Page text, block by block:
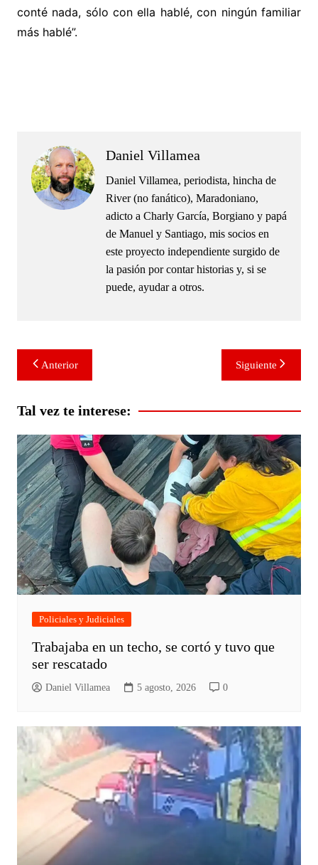
conté nada, sólo con ella hablé, con ningún familiar
más hablé”.
Daniel Villamea
Daniel Villamea, periodista, hincha de
River (no fanático), Maradoniano,
adicto a Charly García, Borgiano y papá
de Manuel y Santiago, mis socios en
este proyecto independiente surgido de
la pasión por contar historias y, si se
puede, ayudar a otros.
Navegación
de
entradas
Anterior Siguiente
Tal vez te interese:
Policiales y Judiciales
Trabajaba en un techo, se cortó y tuvo que
ser rescatado
Daniel Villamea 5 agosto, 2026 0